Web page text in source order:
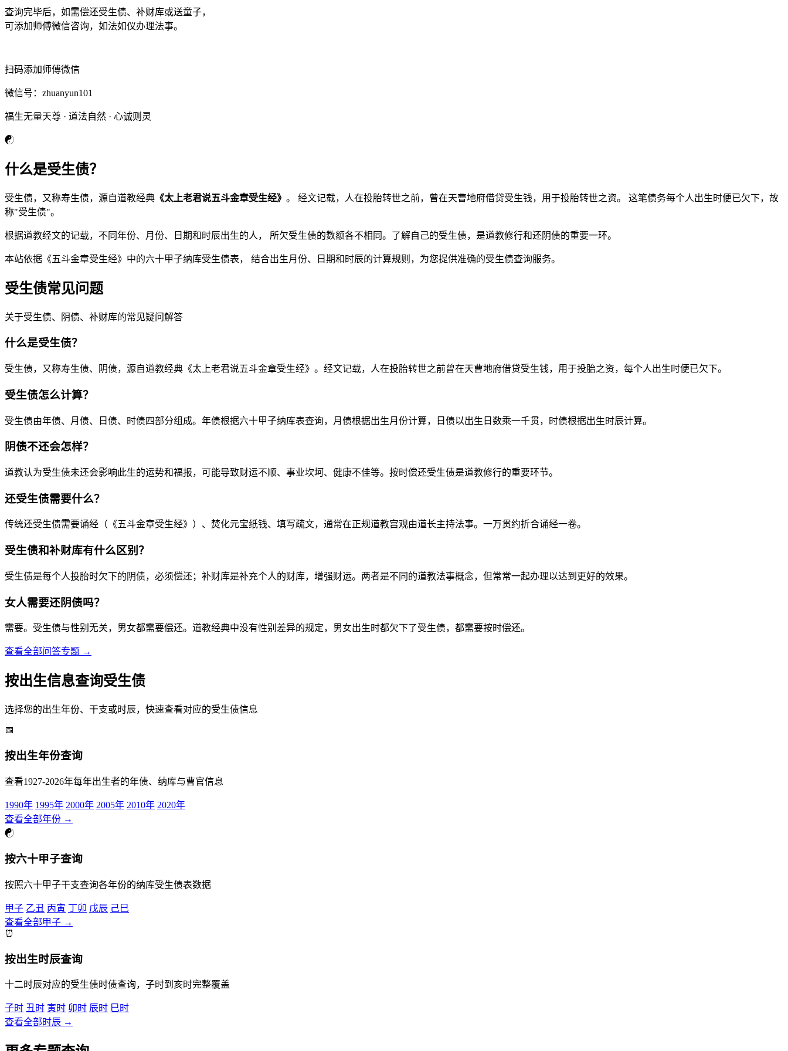
查询完毕后，如需偿还受生债、补财库或送童子，
可添加师傅微信咨询，如法如仪办理法事。
扫码添加师傅微信
微信号： zhuanyun101
福生无量天尊 · 道法自然 · 心诚则灵
☯
什么是受生债？
受生债，又称寿生债，源自道教经典 《太上老君说五斗金章受生经》 。 经文记载，人在投胎转世之前，曾在天曹地府借贷受生钱，用于投胎转世之资。 这笔债务每个人出生时便已欠下，故
称"受生债"。
根据道教经文的记载，不同年份、月份、日期和时辰出生的人， 所欠受生债的数额各不相同。了解自己的受生债，是道教修行和还阴债的重要一环。
本站依据《五斗金章受生经》中的六十甲子纳库受生债表， 结合出生月份、日期和时辰的计算规则，为您提供准确的受生债查询服务。
受生债常见问题
关于受生债、阴债、补财库的常见疑问解答
什么是受生债？
受生债，又称寿生债、阴债，源自道教经典《太上老君说五斗金章受生经》。经文记载，人在投胎转世之前曾在天曹地府借贷受生钱，用于投胎之资，每个人出生时便已欠下。
受生债怎么计算？
受生债由年债、月债、日债、时债四部分组成。年债根据六十甲子纳库表查询，月债根据出生月份计算，日债以出生日数乘一千贯，时债根据出生时辰计算。
阴债不还会怎样？
道教认为受生债未还会影响此生的运势和福报，可能导致财运不顺、事业坎坷、健康不佳等。按时偿还受生债是道教修行的重要环节。
还受生债需要什么？
传统还受生债需要诵经（《五斗金章受生经》）、焚化元宝纸钱、填写疏文，通常在正规道教宫观由道长主持法事。一万贯约折合诵经一卷。
受生债和补财库有什么区别？
受生债是每个人投胎时欠下的阴债，必须偿还；补财库是补充个人的财库，增强财运。两者是不同的道教法事概念，但常常一起办理以达到更好的效果。
女人需要还阴债吗？
需要。受生债与性别无关，男女都需要偿还。道教经典中没有性别差异的规定，男女出生时都欠下了受生债，都需要按时偿还。
查看全部问答专题 →
按出生信息查询受生债
选择您的出生年份、干支或时辰，快速查看对应的受生债信息
📅
按出生年份查询
查看1927-2026年每年出生者的年债、纳库与曹官信息
1990年 1995年 2000年 2005年 2010年 2020年
查看全部年份 →
☯
按六十甲子查询
按照六十甲子干支查询各年份的纳库受生债表数据
甲子 乙丑 丙寅 丁卯 戊辰 己巳
查看全部甲子 →
⏰
按出生时辰查询
十二时辰对应的受生债时债查询，子时到亥时完整覆盖
子时 丑时 寅时 卯时 辰时 巳时
查看全部时辰 →